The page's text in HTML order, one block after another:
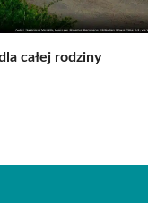
całej rodziny